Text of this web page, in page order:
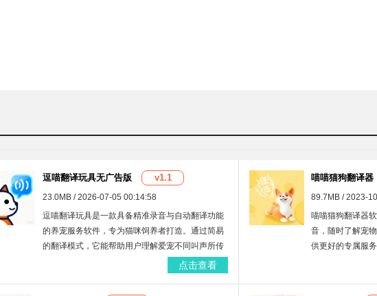
逗喵翻译玩具无广告版 v1.1
23.0MB / 2026-07-05 00:14:58
逗喵翻译玩具是一款具备精准录音与自动翻译功能
的养宠服务软件，专为猫咪饲养者打造。通过简易
的翻译模式，它能帮助用户理解爱宠不同叫声所传
达的需求，从而及时给予积极回应。此外，平台还
提供全面的养宠小知识，用户可快速查看不同主题
点击查看
喵喵猫狗翻译器
89.7MB / 2023-
喵喵猫狗翻译器
音，随时了解宠
供更好的专属服
等等，智能分析